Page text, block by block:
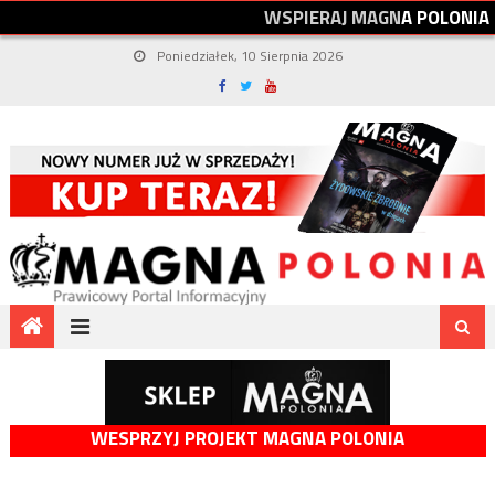
WSPIERAJMAGNAPOLONIA
Poniedziałek, 10 Sierpnia 2026
WESPRZYJ PROJEKT MAGNA POLONIA